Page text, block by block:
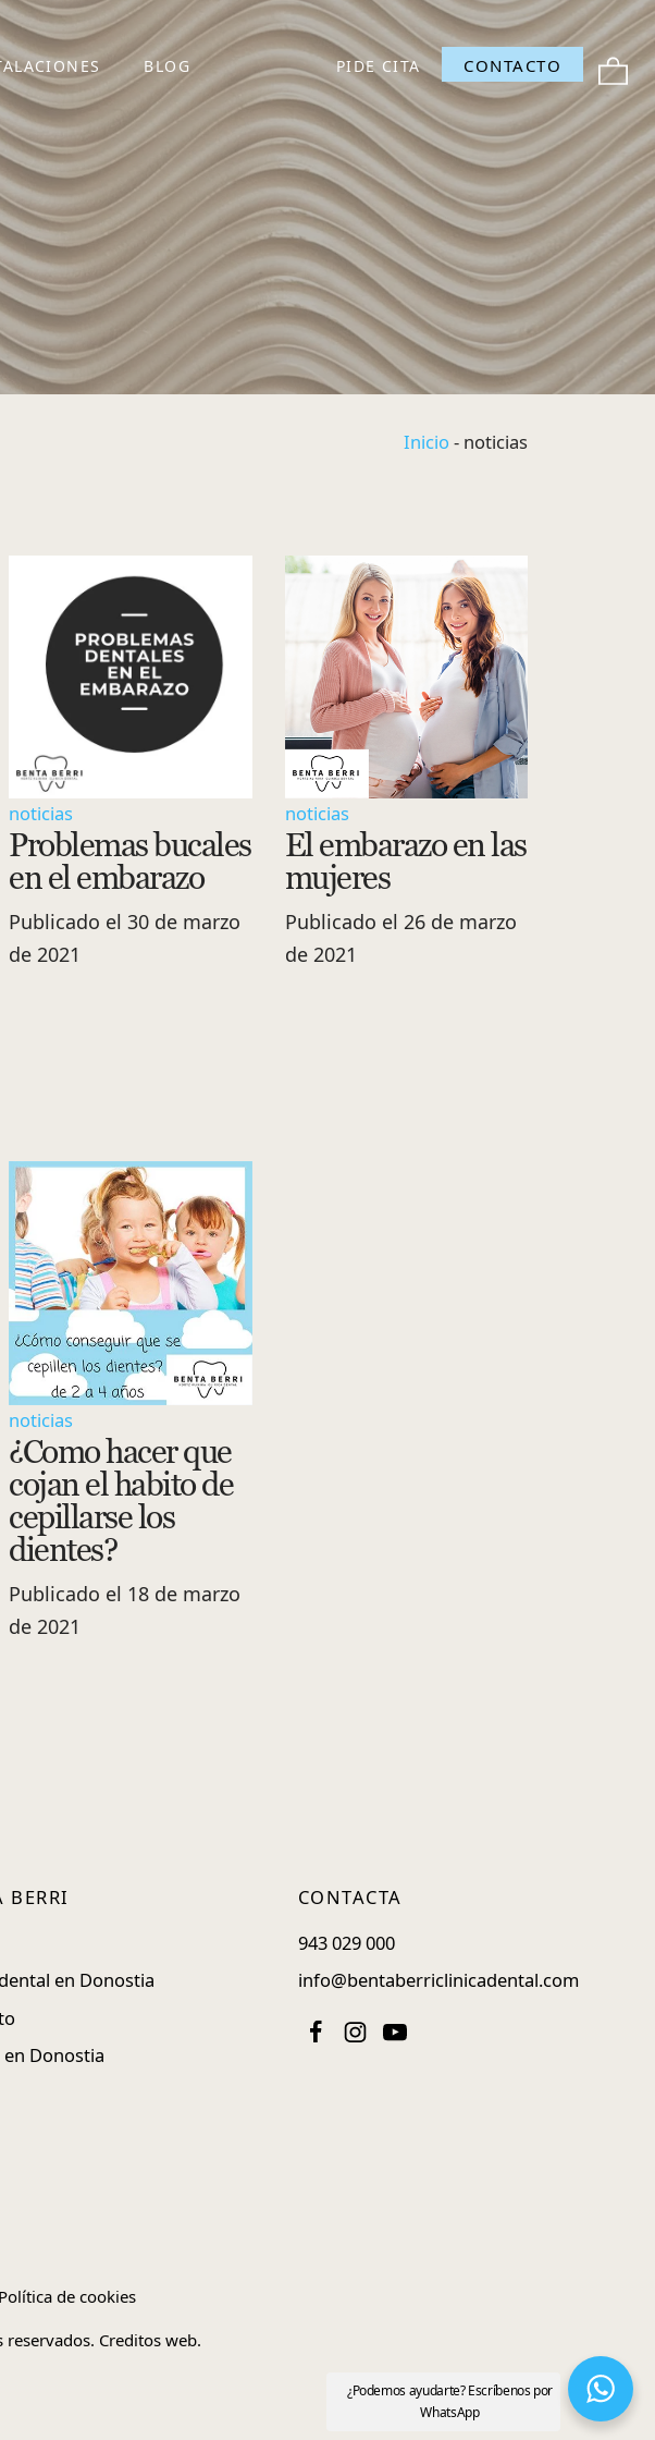
BLOG PIDE CITA CONTACTO
Inicio - noticias
noticias
Problemas bucales
en el embarazo
Publicado el 30 de marzo
de 2021
noticias
El embarazo en las
mujeres
Publicado el 26 de marzo
de 2021
noticias
¿Como hacer que
cojan el habito de
cepillarse los
dientes?
Publicado el 18 de marzo
de 2021
BERRI
en Donostia
Donostia
CONTACTA
943 029 000
info@bentaberriclinicadental.com
Política de cookies
reservados. Creditos web.
¿Podemos ayudarte? Escríbenos por
WhatsApp